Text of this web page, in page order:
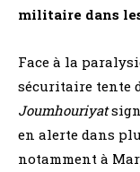
militaire dans
Face à la
sécuritaire tente
Joumhouriyat
en alerte dans
notamment à